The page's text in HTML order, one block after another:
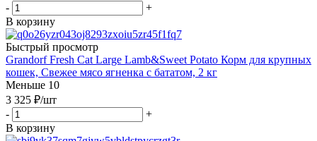
-
+
В корзину
Быстрый просмотр
Grandorf Fresh Cat Large Lamb&Sweet Potato Корм для крупных
кошек, Свежее мясо ягненка с бататом, 2 кг
Меньше 10
3 325 ₽/шт
-
+
В корзину